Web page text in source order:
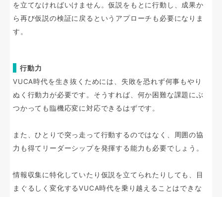
を立てなければいけません。仮説をもとに行動し、成果か
ら再び仮説の検証に戻るというアプローチも必要になりま
す。
行動力
VUCA時代を生き抜くためには、失敗を恐れず何事もやり
ぬく行動力が必要です。そうすれば、何か困難な課題にぶ
つかっても臨機応変に対応できるはずです。
また、ひとりで突っ走って行動するのではなく、周囲の協
力も得てリーダーシップを発揮する能力も必要でしょう。
情報収集に特化していたり仮説を立てられたりしても、目
まぐるしく変化するVUCA時代を乗り越えることはできな